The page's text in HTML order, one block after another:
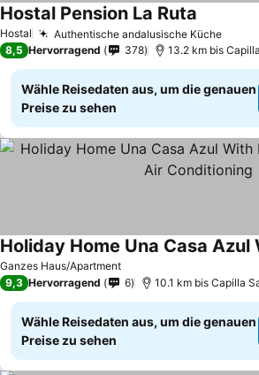
Hostal Authentische andalusische Küche
Hostal Pension La Ruta
8,5 Hervorragend 378 13.2 km bis
Wähle Reisedaten aus, um die genauen
Preise zu sehen
Ganzes Haus/Apartment
Preise sehen
9,3 Hervorragend 6 10.1 km bis Capilla
Wähle Reisedaten aus, um die genauen
Preise zu sehen